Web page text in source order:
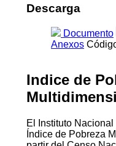
económica,
información y
de utilidad para
orientadas a
Sostenible (ODS).
Descarga
Documento
Anexos